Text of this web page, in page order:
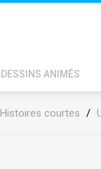
DESSINS ANIMÉS
Histoires courtes /